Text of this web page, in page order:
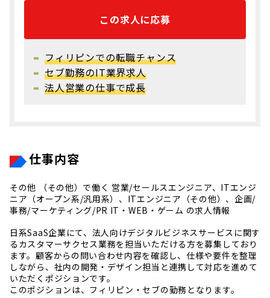
この求人に応募
フィリピンでの転職チャンス
セブ勤務のIT業界求人
法人営業の仕事で成長
仕事内容
その他 （その他）で働く 営業/セールスエンジニア、ITエンジ
ニア（オープン系/汎用系）、ITエンジニア（その他）、企画/
事務/マーケティング/PR IT・WEB・ゲーム の求人情報
日系SaaS企業にて、法人向けデジタルビジネスサービスに関す
るカスタマーサクセス業務を担当いただける方を募集しており
ます。顧客からの問い合わせ内容を確認し、仕様や要件を整理
しながら、社内の開発・デザイン担当と連携して対応を進めて
いただくポジションです。
このポジションは、フィリピン・セブの勤務となります。